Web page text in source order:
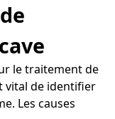
le traitement de
vital de identifier
Les causes